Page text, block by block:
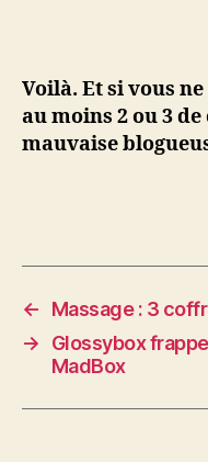
Voilà. Et si vous
au moins 2 ou 3
mauvaise
←
Massage : 3
→
Glossybox
MadBox